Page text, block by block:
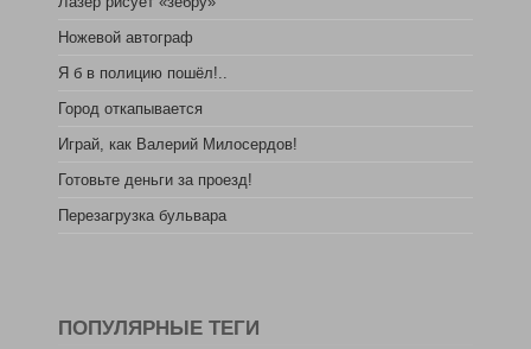
Ножевой автограф
Я б в полицию пошёл!..
Город откапывается
Играй, как Валерий Милосердов!
Готовьте деньги за проезд!
Перезагрузка бульвара
ПОПУЛЯРНЫЕ ТЕГИ